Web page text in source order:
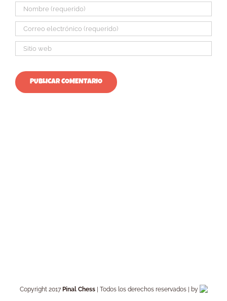
Copyright 2017 Pinal Chess| Todos los derechos reservados | by